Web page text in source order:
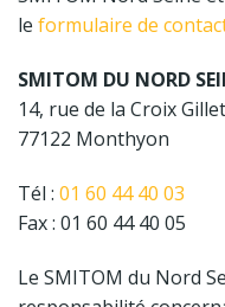
le formulaire de
SMITOM DU NORD
14, rue de la Croix Gillet
77122 Monthyon
Tél : 01 60 44 40 03
Fax : 01 60 44 40 05
Le SMITOM du Nord